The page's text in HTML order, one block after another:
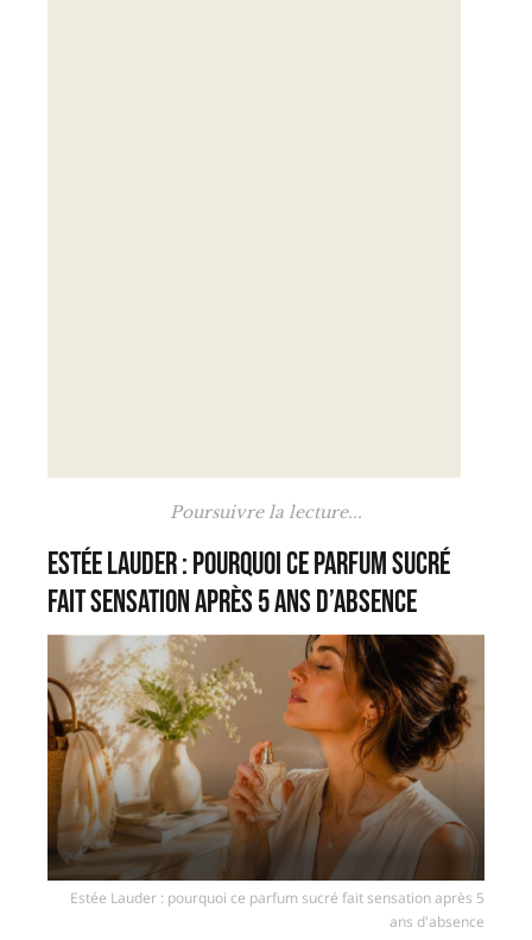
Poursuivre la lecture...
Estée Lauder : pourquoi ce parfum sucré
fait sensation après 5 ans d’absence
Estée Lauder : pourquoi ce parfum sucré fait sensation après 5
ans d'absence